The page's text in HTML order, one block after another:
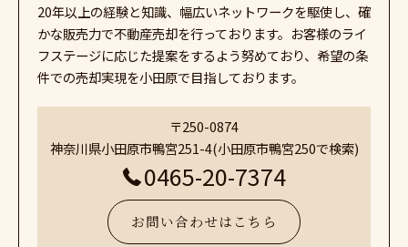
20年以上の経験と知識、幅広いネットワークを駆使し、確
かな販売力で不動産売却を行っております。お客様のライ
フステージに応じた提案をするよう努めており、希望の条
件での売却実現を小田原で目指しております。
〒250-0874
神奈川県小田原市鴨宮251-4(小田原市鴨宮250で検索)
0465-20-7374
お問い合わせはこちら